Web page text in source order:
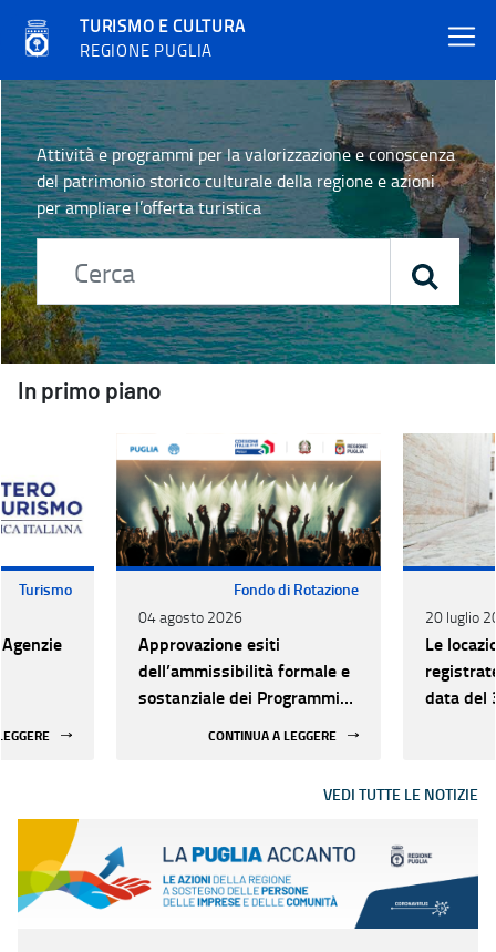
TURISMO E CULTURA
REGIONE PUGLIA
Home - Turismo e cultura
Attività e programmi per la valorizzazione e conoscenza
del patrimonio storico culturale della regione e azioni
per ampliare l’offerta turistica
In primo piano
Turismo
Fondo di Rotazione
04 agosto 2026
Approvazione esiti
dell’ammissibilità formale e
sostanziale dei Programmi
CONTINUA A LEGGERE
20 luglio
Le
data del
VEDI TUTTE LE NOTIZIE